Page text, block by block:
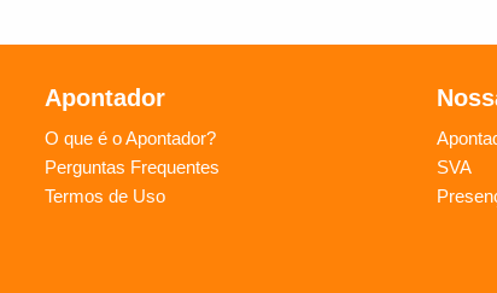
Apontador
O que é o Apontador?
Perguntas Frequentes
Termos de Uso
SVA